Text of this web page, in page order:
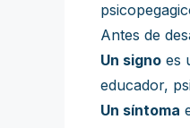
Antes de
Un signo es
educador,
Un síntoma